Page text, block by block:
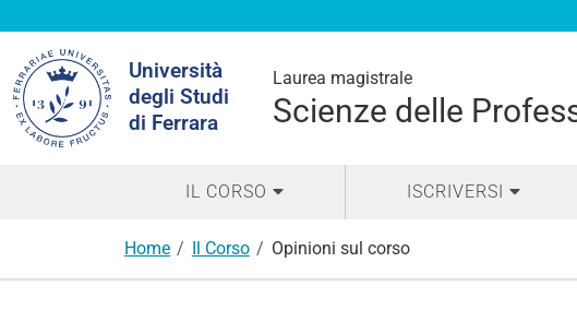
Università
degli Studi
di Ferrara
Laurea magistrale
Scienze delle
nel
sito
IL CORSO ISCRIVERSI
Home Il Corso Opinioni sul corso